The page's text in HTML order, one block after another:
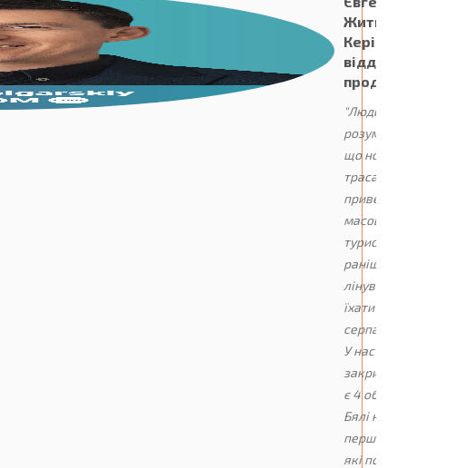
Житніков,
Керівник
відділу
продажів:
"Люди
розуміють,
що нова
траса
приведе туди
масового
туриста, який
раніше
лінувався
їхати
серпантином.
У нас у
закритій базі
є 4 об'єкти в
Бялі на
першій лінії,
які поки що